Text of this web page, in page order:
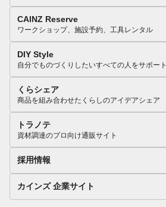
CAINZ Reserve
ワークショップ、施設予約、工具レンタル
DIY Style
自分でものづくりしたいすべての人をサポート
くらシェア
商品を組み合わせたくらしのアイデアシェア
トラノテ
資材調達のプロ向け通販サイト
採用情報
カインズ 企業サイト